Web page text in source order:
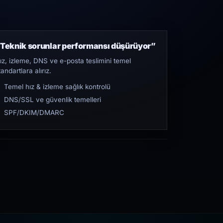
sorunlar performansı düşürüyor”
izleme, DNS ve e-posta teslimini temel
alırız.
Temel hız & izleme sağlık kontrolü
DNS/SSL ve güvenlik temelleri
SPF/DKIM/DMARC